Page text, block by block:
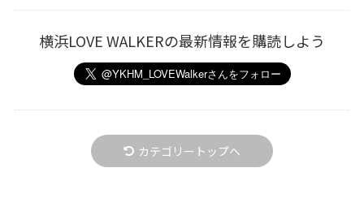
横浜LOVE WALKERの最新情報を購読しよう
カテゴリートップへ